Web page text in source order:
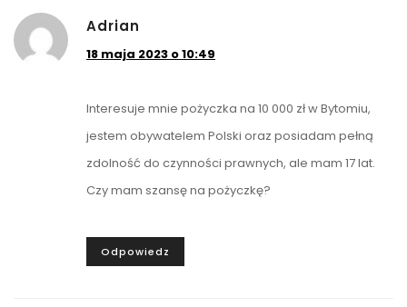
Adrian
18 maja 2023 o 10:49
Interesuje mnie pożyczka na 10 000 zł w Bytomiu,
jestem obywatelem Polski oraz posiadam pełną
zdolność do czynności prawnych, ale mam 17 lat.
Czy mam szansę na pożyczkę?
Odpowiedz